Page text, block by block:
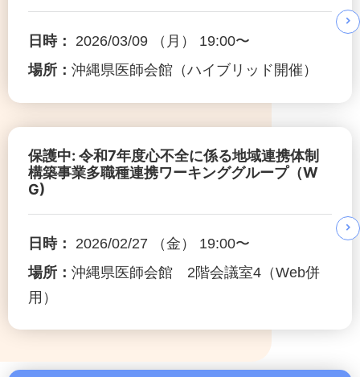
日時：
2026/03/09 （月） 19:00〜
場所： 沖縄県医師会館（ハイブリッド開催）
保護中: 令和7年度心不全に係る地域連携体制
構築事業多職種連携ワーキンググループ（W
G)
日時：
2026/02/27 （金） 19:00〜
場所： 沖縄県医師会館 2階会議室4（Web併
用）